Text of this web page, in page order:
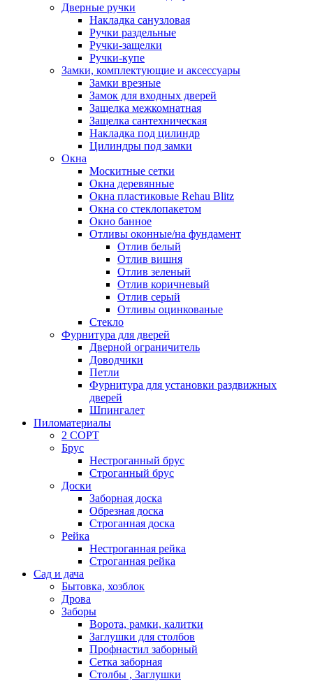
Дверные ручки
Накладка санузловая
Ручки раздельные
Ручки-защелки
Ручки-купе
Замки, комплектующие и аксессуары
Замки врезные
Замок для входных дверей
Защелка межкомнатная
Защелка сантехническая
Накладка под цилиндр
Цилиндры под замки
Окна
Москитные сетки
Окна деревянные
Окна пластиковые Rehau Blitz
Окна со стеклопакетом
Окно банное
Отливы оконные/на фундамент
Отлив белый
Отлив вишня
Отлив зеленый
Отлив коричневый
Отлив серый
Отливы оцинкованые
Стекло
Фурнитура для дверей
Дверной ограничитель
Доводчики
Петли
Фурнитура для установки раздвижных
дверей
Шпингалет
Пиломатериалы
2 СОРТ
Брус
Нестроганный брус
Строганный брус
Доски
Заборная доска
Обрезная доска
Строганная доска
Рейка
Нестроганная рейка
Строганная рейка
Сад и дача
Бытовка, хозблок
Дрова
Заборы
Ворота, рамки, калитки
Заглушки для столбов
Профнастил заборный
Сетка заборная
Столбы , Заглушки